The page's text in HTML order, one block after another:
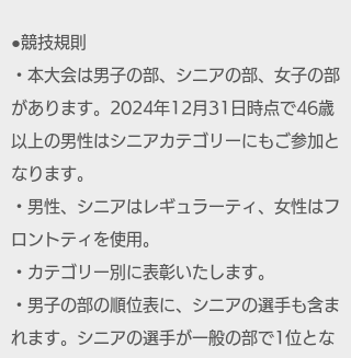
●競技規則
・本大会は男子の部、シニアの部、女子の部
があります。2024年12月31日時点で46歳
以上の男性はシニアカテゴリーにもご参加と
なります。
・男性、シニアはレギュラーティ、女性はフ
ロントティを使用。
・カテゴリー別に表彰いたします。
・男子の部の順位表に、シニアの選手も含ま
れます。シニアの選手が一般の部で1位とな